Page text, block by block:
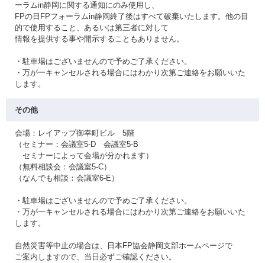
ーラムin静岡に関する通知にのみ使用し、
FPの日FPフォーラムin静岡終了後はすべて破棄いたします。他の目
的で使用すること、あるいは第三者に対して
情報を提供する事や開示することもありません。
・駐車場はございませんので予めご了承ください。
・万が一キャンセルされる場合にはわかり次第ご連絡をお願いいた
します。
その他
会場：レイアップ御幸町ビル 5階
（セミナー：会議室5-D 会議室5-B
セミナーによって会場が分かれます）
（無料相談会：会議室5-C）
（なんでも相談：会議室6-E）
・駐車場はございませんので予めご了承ください。
・万が一キャンセルされる場合にはわかり次第ご連絡をお願いいた
します。
自然災害等中止の場合は、日本FP協会静岡支部ホームページで
ご案内しますので、当日必ずご確認ください。